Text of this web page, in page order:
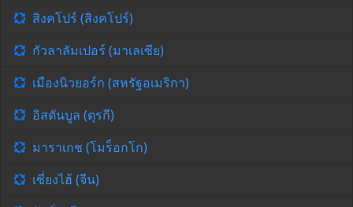
สิงคโปร์ (สิงคโปร์)
กัวลาลัมเปอร์ (มาเลเซีย)
เมืองนิวยอร์ก (สหรัฐอเมริกา)
อิสตันบูล (ตุรกี)
มาราเกช (โมร็อกโก)
เซี่ยงไฮ้ (จีน)